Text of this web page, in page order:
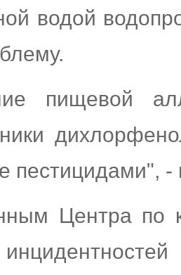
водой
пищевой
пестицидами", -
Центра по